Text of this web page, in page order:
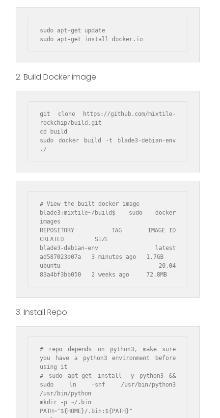
sudo apt-get update
sudo apt-get install docker.io
2. Build Docker image
git clone https://github.com/mixtile-
rockchip/build.git
cd build
sudo docker build -t blade3-debian-env
./
# View the built docker image
blade3:mixtile~/build$ sudo docker
images
REPOSITORY          TAG       IMAGE ID
CREATED         SIZE
blade3-debian-env   latest
ad587023e07a   3 minutes ago   1.7GB
ubuntu              20.04
83a4bf3bb050   2 weeks ago     72.8MB
3. Install Repo
# repo depends on python3, make sure
you have a python3 environment before
using it
# sudo apt-get install -y python3 &&
sudo ln -snf /usr/bin/python3
/usr/bin/python
mkdir -p ~/.bin
PATH="${HOME}/.bin:${PATH}"